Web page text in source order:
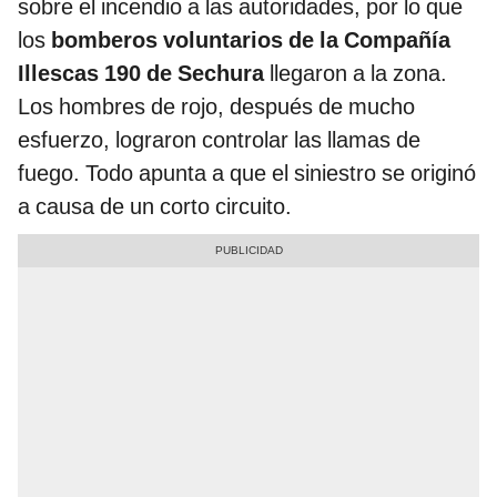
sobre el incendio a las autoridades, por lo que
los bomberos voluntarios de la Compañía
Illescas 190 de Sechurallegaron a la zona.
Los hombres de rojo, después de mucho
esfuerzo, lograron controlar las llamas de
fuego. Todo apunta a que el siniestro se originó
a causa de un corto circuito.